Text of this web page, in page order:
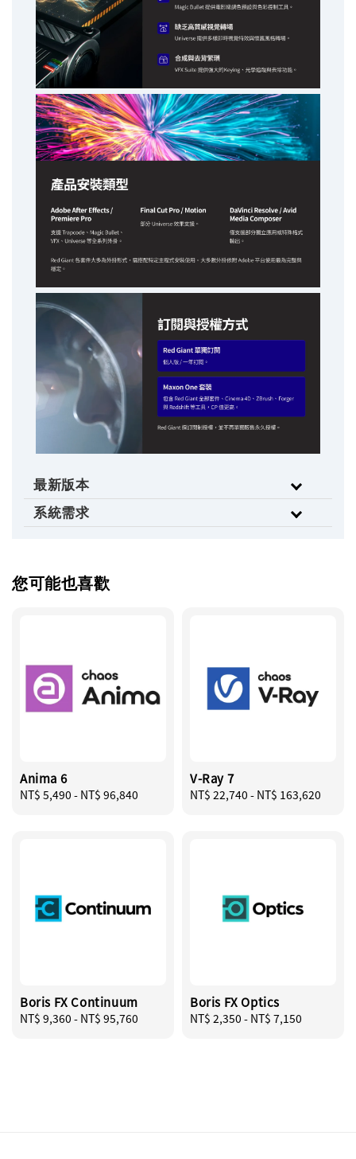
最新版本
系統需求
您可能也喜歡
Anima 6
Regular
NT$ 5,490 - NT$ 96,840
V-Ray 7
Regular
NT$ 22,740 - NT$ 163,620
Boris FX Continuum
Regular
NT$ 9,360 - NT$ 95,760
Boris FX Optics
Regular
NT$ 2,350 - NT$ 7,150